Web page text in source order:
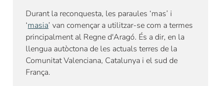
Durant la reconquesta, les paraules ‘mas’ i
‘masia’ van començar a utilitzar-se com a termes
principalment al Regne d'Aragó. És a dir, en la
llengua autòctona de les actuals terres de la
Comunitat Valenciana, Catalunya i el sud de
França.